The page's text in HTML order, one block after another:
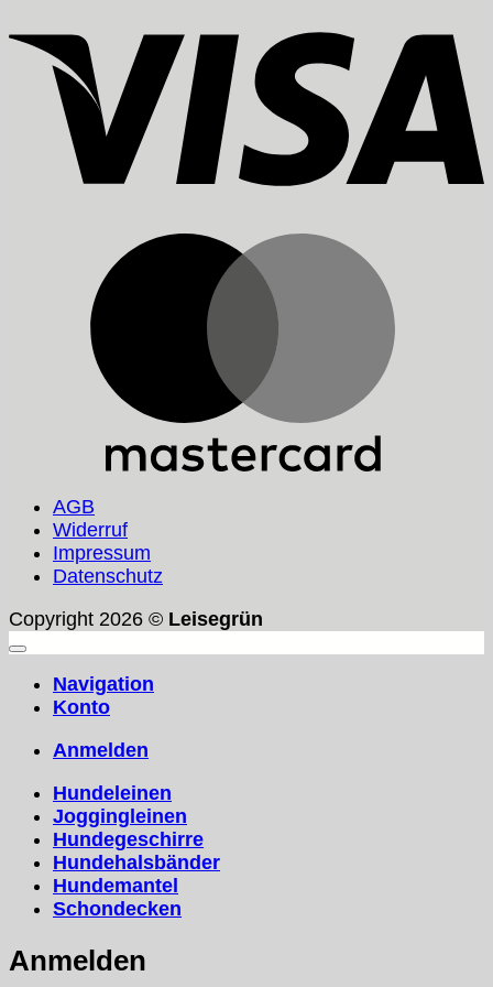
AGB
Widerruf
Impressum
Datenschutz
Copyright 2026 © Leisegrün
Navigation
Konto
Anmelden
Hundeleinen
Joggingleinen
Hundegeschirre
Hundehalsbänder
Hundemantel
Schondecken
Anmelden